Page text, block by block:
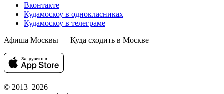
Вконтакте
Кудамоскоу в однокласниках
Кудамоскоу в телеграме
Афиша Москвы — Куда сходить в Москве
© 2013–2026